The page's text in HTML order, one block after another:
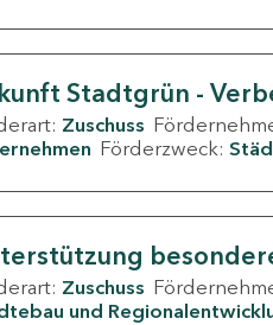
Stadtgrün -
Zuschuss
Förderzweck:
Zuschuss
und